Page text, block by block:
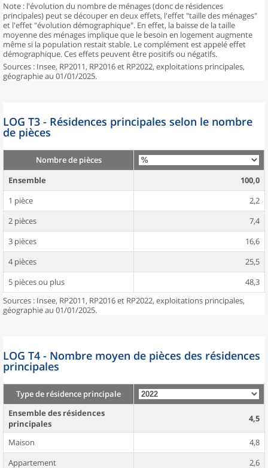
Note : l'évolution du nombre de ménages (donc de résidences
principales) peut se découper en deux effets, l'effet "taille des ménages"
et l'effet "évolution démographique". En effet, la baisse de la taille
moyenne des ménages implique que le besoin en logement augmente
même si la population restait stable. Le complément est appelé effet
démographique. Ces effets peuvent être positifs ou négatifs.
Sources : Insee, RP2011, RP2016 et RP2022, exploitations principales,
géographie au 01/01/2025.
LOG T3 - Résidences principales selon le nombre
de pièces
Nombre de pièces
Ensemble
100,0
1 pièce
2,2
2 pièces
7,4
3 pièces
16,6
4 pièces
25,5
5 pièces ou plus
48,3
Sources : Insee, RP2011, RP2016 et RP2022, exploitations principales,
géographie au 01/01/2025.
LOG T4 - Nombre moyen de pièces des résidences
principales
Type de résidence principale
Ensemble des résidences
principales
4,5
Maison
4,8
Appartement
2,6